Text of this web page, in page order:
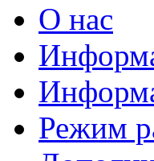
О нас
Режим